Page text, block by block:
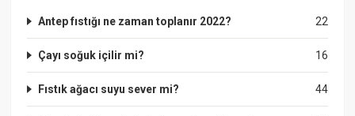
22
Antep fıstığı ne zaman toplanır 2022?
16
Çayı soğuk içilir mi?
44
Fıstık ağacı suyu sever mi?